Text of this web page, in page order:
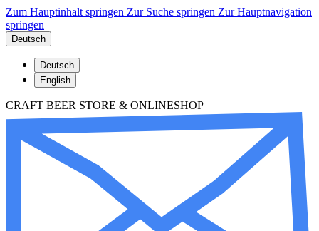
Zum Hauptinhalt springen Zur Suche springen Zur Hauptnavigation
springen
Deutsch
Deutsch
English
CRAFT BEER STORE & ONLINESHOP